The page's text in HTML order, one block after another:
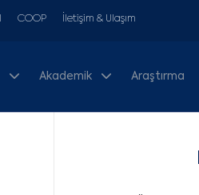
COOP İletişim & Ulaşım
Akademik Araştırma